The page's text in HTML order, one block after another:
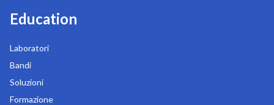
Education
Laboratori
Bandi
Soluzioni
Formazione